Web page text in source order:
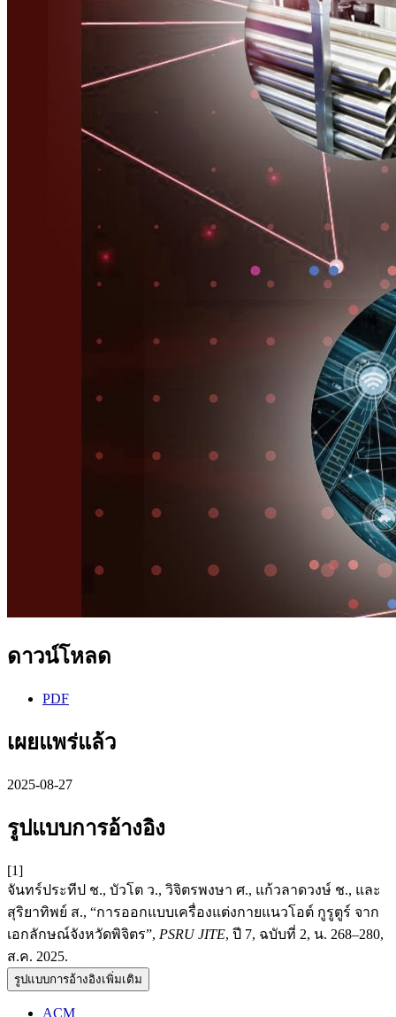
ดาวน์โหลด
PDF
เผยแพร่แล้ว
2025-08-27
รูปแบบการอ้างอิง
[1]
จันทร์ประทีป ช., บัวโต ว., วิจิตรพงษา ศ., แก้วลาดวงษ์ ช., และ
สุริยาทิพย์ ส., “การออกแบบเครื่องแต่งกายแนวโอต์ กูรูตูร์ จาก
เอกลักษณ์จังหวัดพิจิตร”, PSRU JITE, ปี 7, ฉบับที่ 2, น. 268–280,
ส.ค. 2025.
รูปแบบการอ้างอิงเพิ่มเติม
ACM